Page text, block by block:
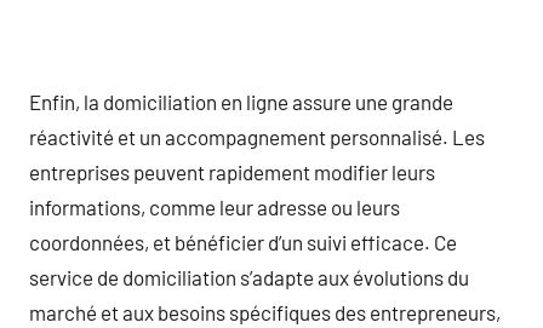
Enfin, la domiciliation en ligne assure une grande
réactivité et un accompagnement personnalisé. Les
entreprises peuvent rapidement modifier leurs
informations, comme leur adresse ou leurs
coordonnées, et bénéficier d’un suivi efficace. Ce
service de domiciliation s’adapte aux évolutions du
marché et aux besoins spécifiques des entrepreneurs,